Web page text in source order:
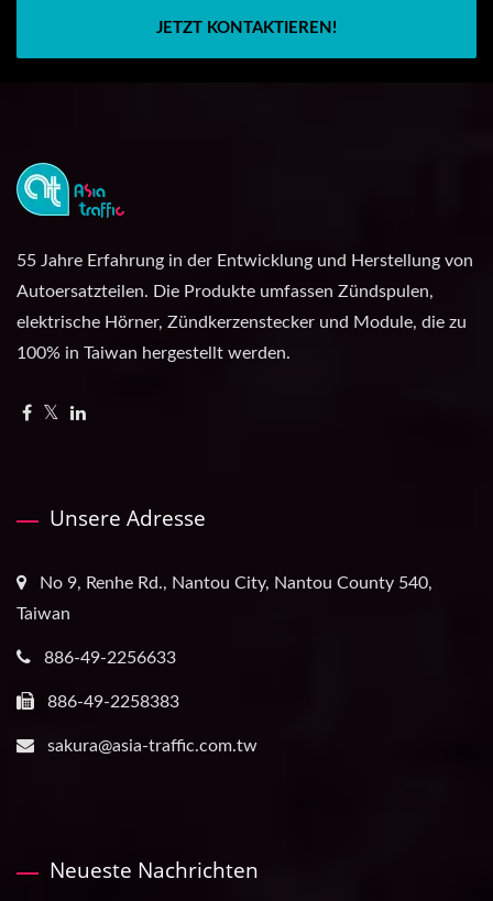
JETZT KONTAKTIEREN!
55 Jahre Erfahrung in der Entwicklung und Herstellung von
Autoersatzteilen. Die Produkte umfassen Zündspulen,
elektrische Hörner, Zündkerzenstecker und Module, die zu
100% in Taiwan hergestellt werden.
Unsere Adresse
No 9, Renhe Rd., Nantou City, Nantou County 540,
Taiwan
886-49-2256633
886-49-2258383
sakura@asia-traffic.com.tw
Neueste Nachrichten